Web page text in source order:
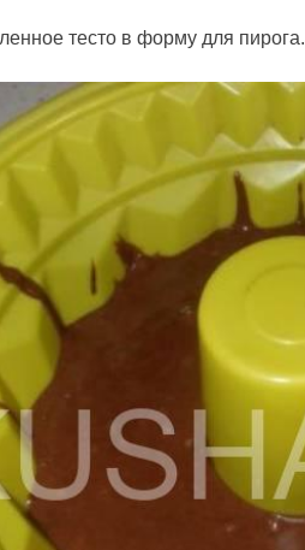
тесто в форму для пирога.